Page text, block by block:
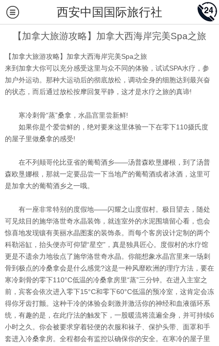
西安中国国际旅行社
【加拿大旅游攻略】加拿大西海岸完美Spa之旅
【加拿大旅游攻略】加拿大西海岸完美Spa之旅
来到加拿大你可以充分感受这里与众不同的体验，试试SPA水疗，参
加户外运动。那种大运动后的彻底放松，调动全身的细胞达到最兴奋
的状态，而后通过放松按摩回复平静，这才是水疗之旅的真谛!
寒冷刺骨“蒸”桑拿，水晶宫里尝新鲜!
如果你是个爱尝鲜的，绝对要来这里体验一下在零下110摄氏度
的屋子里做桑拿的感受!
在不列颠哥伦比亚省的葡萄酒乡——汤普森欧垦娜根，到了汤普
森欧垦娜根，那就一定要品尝一下当地产的葡萄酒或者冰酒，这里可
是加拿大的葡萄酒乡之一哦。
有一座非常特别的度假地——闪耀之山度假村。极目望去，随处
可见炫目的施华洛世奇水晶装饰，就连室外的水泥围墙留心看，也会
惊喜地发现镶有美丽水晶图案的装饰条。而每个客房设计定制的两个
科勒浴缸，抬头便亦可仰望“星空”，真是独具匠心。度假村的水疗馆
更是不遗余力地妆点了施华洛世奇水晶。你能想象水晶宫里来一场刺
骨到极点的冷桑拿会是什么感觉?这是一种风靡欧洲的理疗方法，要在
寒冷刺骨的零下110°C低温的冷桑拿房里“蒸”三分钟。在进入主室之
前，宾客会依次进入零下15°C和零下60°C低温的预冷室，这肯定会冻
得你牙齿打颤。这种干冷的体验会刺激并激活你的神经和血液循环系
统，有趣的是，在此疗法的触发下，一股暖流将流遍全身，并可持续6
小时之久。你会被要求穿着轻便的衣服和袜子、保护头带、面罩和手
套进入冷桑拿房。全程都会有监控以确保你的安全。在寒冷的屋子里